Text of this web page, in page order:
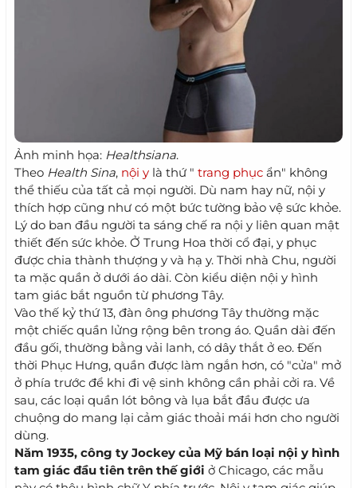
Ảnh minh họa: Healthsiana.
Theo Health Sina, nội y là thứ " trang phục ẩn" không
thể thiếu của tất cả mọi người. Dù nam hay nữ, nội y
thích hợp cũng như có một bức tường bảo vệ sức khỏe.
Lý do ban đầu người ta sáng chế ra nội y liên quan mật
thiết đến sức khỏe. Ở Trung Hoa thời cổ đại, y phục
được chia thành thượng y và hạ y. Thời nhà Chu, người
ta mặc quần ở dưới áo dài. Còn kiểu diện nội y hình
tam giác bắt nguồn từ phương Tây.
Vào thế kỷ thứ 13, đàn ông phương Tây thường mặc
một chiếc quần lửng rộng bên trong áo. Quần dài đến
đầu gối, thường bằng vải lanh, có dây thắt ở eo. Đến
thời Phục Hưng, quần được làm ngắn hơn, có "cửa" mở
ở phía trước để khi đi vệ sinh không cần phải cởi ra. Về
sau, các loại quần lót bông và lụa bắt đầu được ưa
chuộng do mang lại cảm giác thoải mái hơn cho người
dùng.
Năm 1935, công ty Jockey của Mỹ bán loại nội y hình
tam giác đầu tiên trên thế giới ở Chicago, các mẫu